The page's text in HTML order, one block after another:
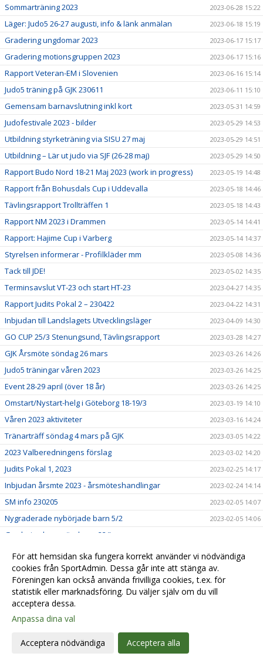
Sommarträning 2023 2023-06-28 15:22
Läger: Judo5 26-27 augusti, info & länk anmälan 2023-06-18 15:19
Gradering ungdomar 2023 2023-06-17 15:17
Gradering motionsgruppen 2023 2023-06-17 15:16
Rapport Veteran-EM i Slovenien 2023-06-16 15:14
Judo5 träning på GJK 230611 2023-06-11 15:10
Gemensam barnavslutning inkl kort 2023-05-31 14:59
Judofestivale 2023 - bilder 2023-05-29 14:53
Utbildning styrketräning via SISU 27 maj 2023-05-29 14:51
Utbildning – Lär ut judo via SJF (26-28 maj) 2023-05-29 14:50
Rapport Budo Nord 18-21 Maj 2023 (work in progress) 2023-05-19 14:48
Rapport från Bohusdals Cup i Uddevalla 2023-05-18 14:46
Tävlingsrapport Trollträffen 1 2023-05-18 14:43
Rapport NM 2023 i Drammen 2023-05-14 14:41
Rapport: Hajime Cup i Varberg 2023-05-14 14:37
Styrelsen informerar - Profilkläder mm 2023-05-08 14:36
Tack till JDE! 2023-05-02 14:35
Terminsavslut VT-23 och start HT-23 2023-04-27 14:35
Rapport Judits Pokal 2 – 230422 2023-04-22 14:31
Inbjudan till Landslagets Utvecklingsläger 2023-04-09 14:30
GO CUP 25/3 Stenungsund, Tävlingsrapport 2023-03-28 14:27
GJK Årsmöte söndag 26 mars 2023-03-26 14:26
Judo5 träningar våren 2023 2023-03-26 14:25
Event 28-29 april (över 18 år) 2023-03-26 14:25
Omstart/Nystart-helg i Göteborg 18-19/3 2023-03-19 14:10
Våren 2023 aktiviteter 2023-03-16 14:24
Tränarträff söndag 4 mars på GJK 2023-03-05 14:22
2023 Valberedningens förslag 2023-03-02 14:20
Judits Pokal 1, 2023 2023-02-25 14:17
Inbjudan årsmte 2023 - årsmöteshandlingar 2023-02-24 14:14
SM info 230205 2023-02-05 14:07
Nygraderade nybörjade barn 5/2 2023-02-05 14:06
Gradering barn söndagar 22/!
Lindesberg utvecklingsläger, jan-23 2023-01-22 13:58
Lilla Trollträffen1, jan-23 2023-01-21 14:01
In English 2023-01-01 14:05
inställningar
Webbversion
För att hemsidan ska fungera korrekt använder vi nödvändiga
cookies från SportAdmin. Dessa går inte att stänga av.
Föreningen kan också använda frivilliga cookies, t.ex. för
statistik eller marknadsföring. Du väljer själv om du vill
acceptera dessa.
Anpassa dina val
Acceptera nödvändiga Acceptera alla